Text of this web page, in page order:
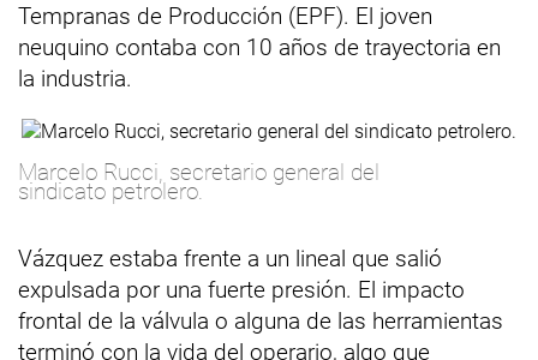
Tempranas de Producción (EPF). El joven
neuquino contaba con 10 años de trayectoria en
la industria.
Marcelo Rucci, secretario general del
sindicato petrolero.
Vázquez estaba frente a un lineal que salió
expulsada por una fuerte presión. El impacto
frontal de la válvula o alguna de las herramientas
terminó con la vida del operario, algo que